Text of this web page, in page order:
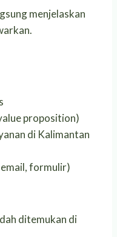
menjelaskan
proposition)
di Kalimantan
formulir)
ditemukan di